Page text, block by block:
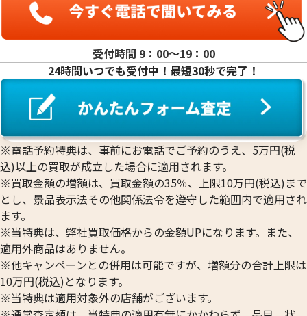
18金（K18）の 姉からもらった片方だけ
のイヤリング
0.8g
参考買取価格
17,900円
18金 (K18) ピアス
0.3g
6,700円
受付時間 9：00〜19：00
24時間いつでも受付中！最短30秒で完了！
※電話予約特典は、事前にお電話でご予約のうえ、5万円(税
込)以上の買取が成立した場合に適用されます。
※買取金額の増額は、買取金額の35％、上限10万円(税込)まで
とし、景品表示法その他関係法令を遵守した範囲内で適用され
ます。
※当特典は、弊社買取価格からの金額UPになります。また、
適用外商品はありません。
※他キャンペーンとの併用は可能ですが、増額分の合計上限は
10万円(税込)となります。
※当特典は適用対象外の店舗がございます。